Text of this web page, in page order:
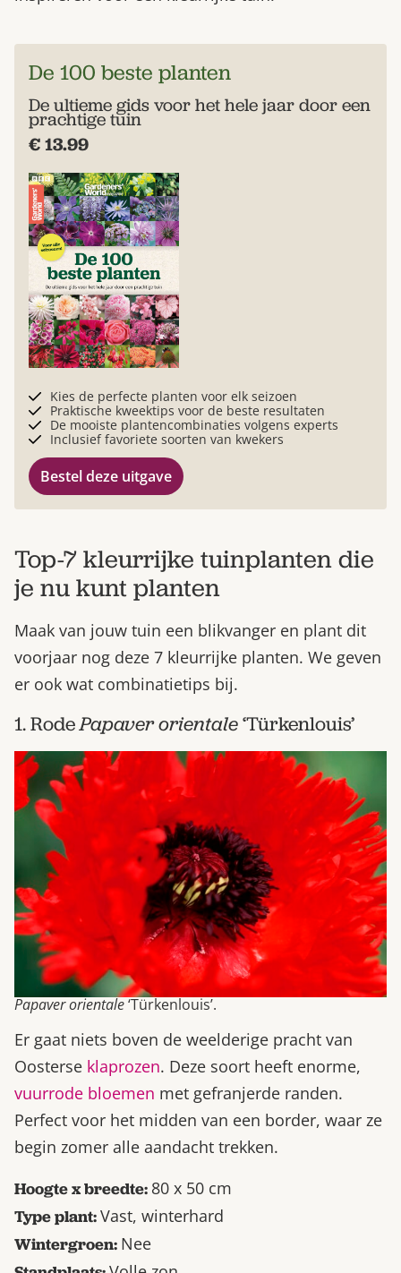
De 100 beste planten
De ultieme gids voor het hele jaar door een
prachtige tuin
€ 13.99
Kies de perfecte planten voor elk seizoen
Praktische kweektips voor de beste resultaten
De mooiste plantencombinaties volgens experts
Inclusief favoriete soorten van kwekers
Bestel deze uitgave
Top-7 kleurrijke tuinplanten die
je nu kunt planten
Maak van jouw tuin een blikvanger en plant dit
voorjaar nog deze 7 kleurrijke planten. We geven
er ook wat combinatietips bij.
1. RodePapaver orientale‘Türkenlouis’
Papaver orientale‘Türkenlouis’.
Er gaat niets boven de weelderige pracht van
Oosterse klaprozen. Deze soort heeft enorme,
vuurrode bloemen met gefranjerde randen.
Perfect voor het midden van een border, waar ze
begin zomer alle aandacht trekken.
Hoogte x breedte: 80 x 50 cm
Type plant:Vast, winterhard
Wintergroen: Nee